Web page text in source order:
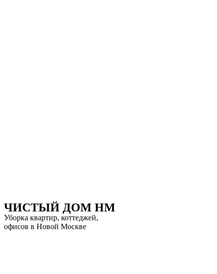
ЧИСТЫЙ ДОМ НМ
Уборка квартир, коттеджей,
офисов в Новой Москве